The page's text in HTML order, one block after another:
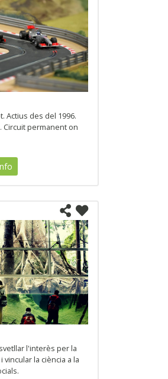
Actius des del 1996.
Circuit permanent on
l'interès per la
la ciència a la